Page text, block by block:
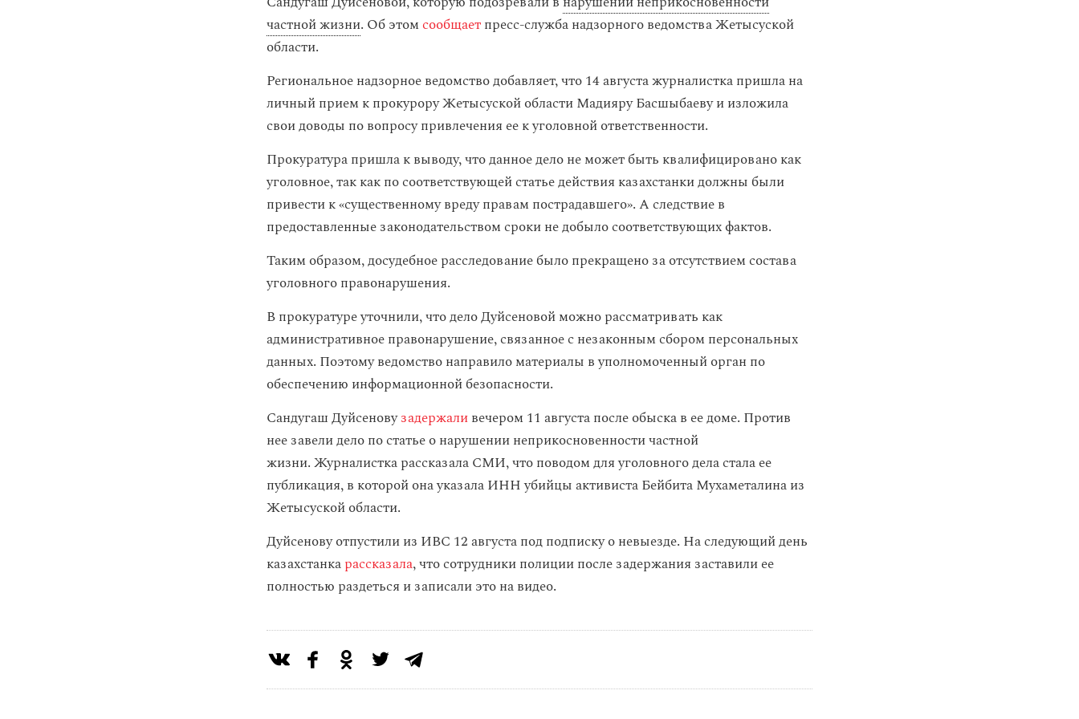
частной жизни. Об этомсообщаетпресс-служба надзорного ведомства Жетысуской
области.
Региональное надзорное ведомство добавляет, что 14 августа журналистка пришла на
личный прием к прокурору Жетысуской области Мадияру Басшыбаеву и изложила
свои доводы по вопросу привлечения ее к уголовной ответственности.
Прокуратура пришла к выводу, что данное дело не может быть квалифицировано как
уголовное, так как по соответствующей статье действия казахстанки должны были
привести к «существенному вреду правам пострадавшего». А следствие в
предоставленные законодательством сроки не добыло соответствующих фактов.
Таким образом, досудебное расследование было прекращено за отсутствием состава
уголовного правонарушения.
В прокуратуре уточнили, что дело Дуйсеновой можно рассматривать как
административное правонарушение, связанное с незаконным сбором персональных
данных. Поэтому ведомство направило материалы в уполномоченный орган по
обеспечению информационной безопасности.
Сандугаш Дуйсеновузадержаливечером 11 августа после обыска в ее доме. Против
нее завели дело по статье о нарушении неприкосновенности частной
жизни. Журналистка рассказала СМИ, что поводом для уголовного дела стала ее
публикация, в которой она указала ИНН убийцы активиста Бейбита Мухаметалина из
Жетысуской области.
Дуйсенову отпустили из ИВС 12 августа под подписку о невыезде. На следующий день
казахстанкарассказала, что сотрудники полиции после задержания заставили ее
полностью раздеться и записали это на видео.